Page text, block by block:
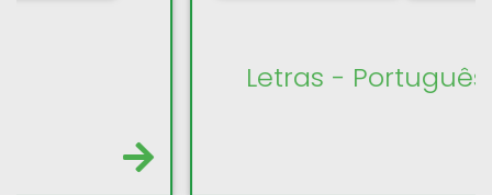
Letras - Português/Inglês